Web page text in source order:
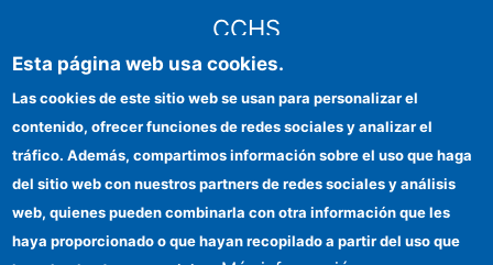
CCHS
Identidad institucional
Ayudas FEDER
Organismos financiadores
Esta página web usa cookies.
Las cookies de este sitio web se usan para personalizar el
contenido, ofrecer funciones de redes sociales y analizar el
tráfico. Además, compartimos información sobre el uso que haga
del sitio web con nuestros partners de redes sociales y análisis
web, quienes pueden combinarla con otra información que les
haya proporcionado o que hayan recopilado a partir del uso que